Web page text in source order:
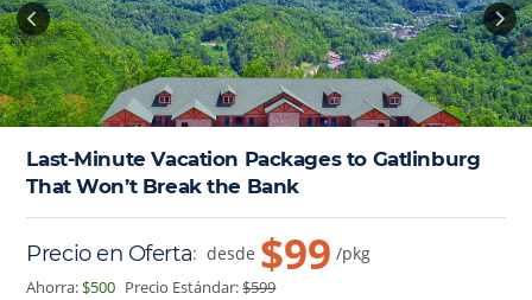
Last-Minute Vacation Packages to Gatlinburg
That Won’t Break the Bank
Precio en Oferta:desde $99 /pkg
Ahorra:$500 Precio Estándar:$599